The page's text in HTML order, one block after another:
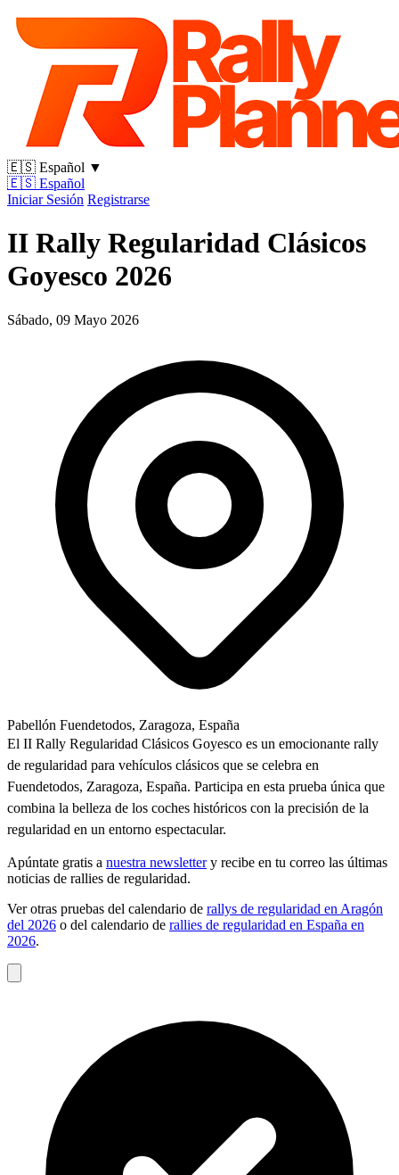
🇪🇸 Español ▼
🇪🇸 Español
Iniciar Sesión Registrarse
II Rally Regularidad Clásicos
Goyesco 2026
Sábado, 09 Mayo 2026
Pabellón Fuendetodos, Zaragoza, España
El II Rally Regularidad Clásicos Goyesco es un emocionante rally
de regularidad para vehículos clásicos que se celebra en
Fuendetodos, Zaragoza, España. Participa en esta prueba única que
combina la belleza de los coches históricos con la precisión de la
regularidad en un entorno espectacular.
Apúntate gratis a nuestra newslettery recibe en tu correo las últimas
noticias de rallies de regularidad.
Ver otras pruebas del calendario de rallys de regularidad en Aragón
del 2026 o del calendario de rallies de regularidad en España en
2026.